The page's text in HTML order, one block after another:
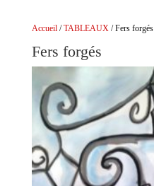
Accueil/TABLEAUX/ Fers forgés
Fers forgés